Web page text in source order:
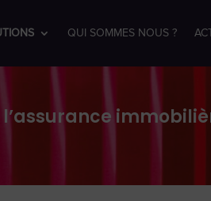
QUI SOMMES NOUS ?
l’assurance